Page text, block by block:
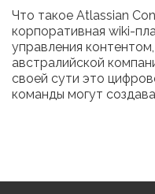
Что такое Atlassian
корпоративная wiki-
управления
австралийской
своей сути это
команды могут